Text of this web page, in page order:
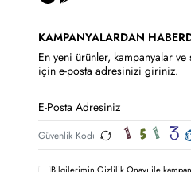
KAMPANYALARDAN
En yeni ürünler, kampanyalar ve
için e-posta adresinizi giriniz.